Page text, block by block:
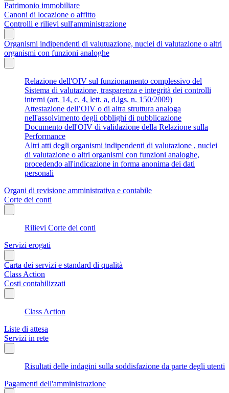
Patrimonio immobiliare
Canoni di locazione o affitto
Controlli e rilievi sull'amministrazione
Organismi indipendenti di valutuazione, nuclei di valutazione o altri
organismi con funzioni analoghe
Relazione dell'OIV sul funzionamento complessivo del
Sistema di valutazione, trasparenza e integrità dei controlli
interni (art. 14, c. 4, lett. a, d.lgs. n. 150/2009)
Attestazione dell’OIV o di altra struttura analoga
nell'assolvimento degli obblighi di pubblicazione
Documento dell'OIV di validazione della Relazione sulla
Performance
Altri atti degli organismi indipendenti di valutazione , nuclei
di valutazione o altri organismi con funzioni analoghe,
procedendo all'indicazione in forma anonima dei dati
personali
Organi di revisione amministrativa e contabile
Corte dei conti
Rilievi Corte dei conti
Servizi erogati
Carta dei servizi e standard di qualità
Class Action
Costi contabilizzati
Class Action
Liste di attesa
Servizi in rete
Risultati delle indagini sulla soddisfazione da parte degli utenti
Pagamenti dell'amministrazione